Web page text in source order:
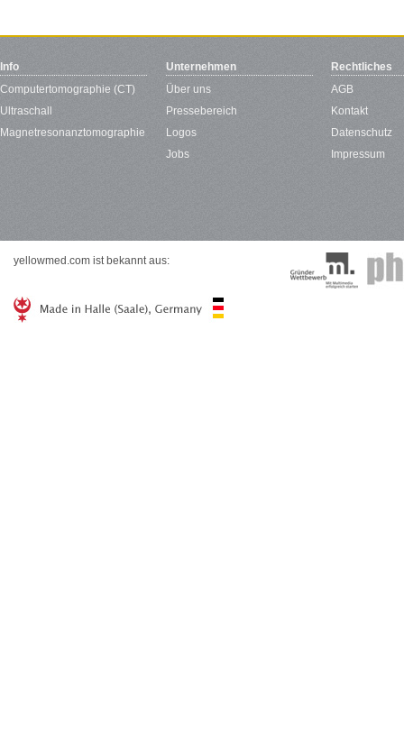
Info
Computertomographie (CT)
Ultraschall
Magnetresonanztomographie
Unternehmen
Über uns
Pressebereich
Logos
Jobs
Rechtliches
AGB
Kontakt
Datenschutz
Impressum
yellowmed.com ist bekannt aus: